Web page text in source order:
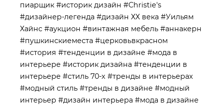
пиарщик #историк дизайн #Christie's
#дизайнер-легенда #дизайн ХХ века #Уильям
Хайнс #аукцион #винтажная мебель #аннакерн
#пушкинскиеместа #церковьвкрасном
#история #тенденции в дизайне #мода в
интерьере #историк дизайна #тенденции в
интерьере #стиль 70-х #тренды в интерьерах
#модный стиль #тренды в дизайне #модный
интерьер #дизайн интерьера #мода в дизайне